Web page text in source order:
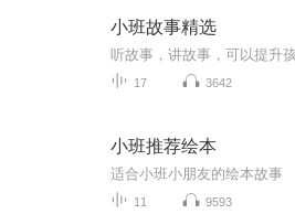
小班故事精选
17 3642
小班推荐绘本
适合小班小朋友的绘本故事
11 9593